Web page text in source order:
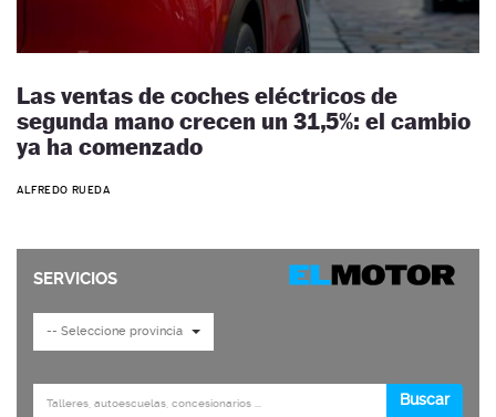
Las ventas de coches eléctricos de
segunda mano crecen un 31,5%: el cambio
ya ha comenzado
ALFREDO RUEDA